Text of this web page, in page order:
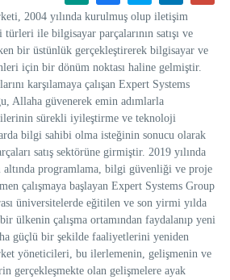
2004 yılında kurulmuş olup iletişim
türleri ile bilgisayar parçalarının satışı ve
bir üstünlük gerçekleştirerek bilgisayar ve
için bir dönüm noktası haline gelmiştir.
karşılamaya çalışan Expert Systems
Allaha güvenerek emin adımlarla
sürekli iyileştirme ve teknoloji
bilgi sahibi olma isteğinin sonucu olarak
satış sektörüne girmiştir. 2019 yılında
altında programlama, bilgi güvenliği ve proje
çalışmaya başlayan Expert Systems Group
üniversitelerde eğitilen ve son yirmi yılda
ülkenin çalışma ortamından faydalanıp yeni
güçlü bir şekilde faaliyetlerini yeniden
yöneticileri, bu ilerlemenin, gelişmenin ve
gerçekleşmekte olan gelişmelere ayak